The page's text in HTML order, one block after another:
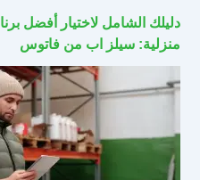
دليلك الشامل لاختيار أفضل
منزلية: سيلز اب من فاتوس